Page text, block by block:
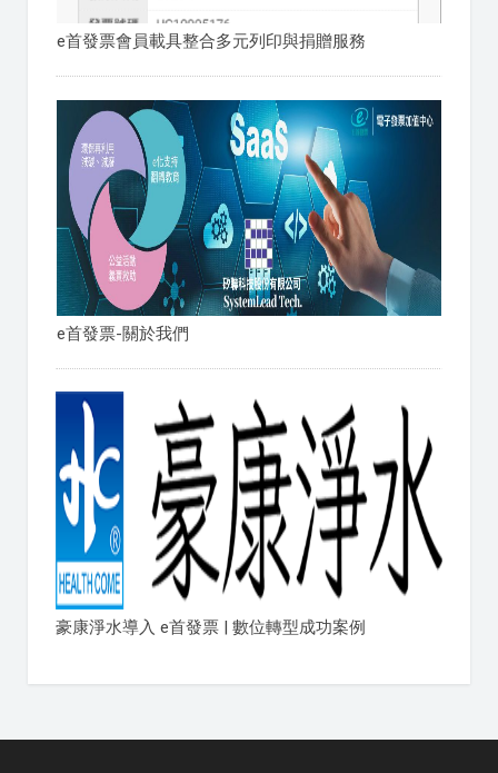
e首發票會員載具整合多元列印與捐贈服務
e首發票-關於我們
豪康淨水導入 e首發票 | 數位轉型成功案例